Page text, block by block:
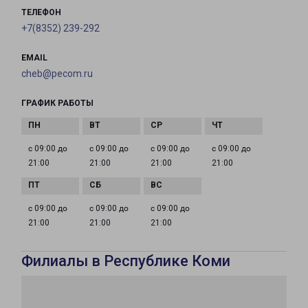
ТЕЛЕФОН
+7(8352) 239-292
EMAIL
cheb@pecom.ru
ГРАФИК РАБОТЫ
с 09:00 до
21:00
с 09:00 до
21:00
с 09:00 до
21:00
с 09:00 до
21:00
с 09:00 до
21:00
с 09:00 до
21:00
с 09:00 до
21:00
Филиалы в Республике Коми